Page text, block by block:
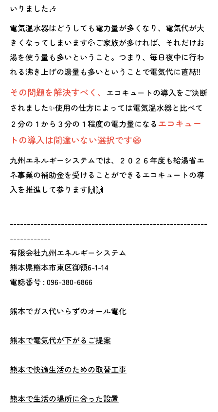
いりました🎶
電気温水器はどうしても電力量が多くなり、電気代が大
きくなってしまいます💦ご家族が多ければ、それだけお
湯を使う量も多いということ。つまり、毎日夜中に行わ
れる沸き上げの湯量も多いということで電気代に直結‼️
その問題を解決すべく、 エコキュートの導入をご決断
されました✨使用の仕方によっては電気温水器と比べて
２分の１から３分の１程度の電力量になる エコキュー
トの導入は間違いない選択です😁
九州エネルギーシステムでは、２０２６年度も給湯省エ
ネ事業の補助金を受けることができるエコキュートの導
入を推進して参ります🙌🙌
----------------------------------------------------------
------------
有限会社九州エネルギーシステム
熊本県熊本市東区御領6-1-14
電話番号 : 096-380-6866
熊本でガス代いらずのオール電化
熊本で電気代が下がるご提案
熊本で快適生活のための取替工事
熊本で生活の場所に合った設置